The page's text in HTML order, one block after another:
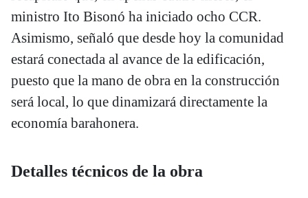
ministro Ito Bisonó ha iniciado ocho CCR.
Asimismo, señaló que desde hoy la comunidad
estará conectada al avance de la edificación,
puesto que la mano de obra en la construcción
será local, lo que dinamizará directamente la
economía barahonera.
Detalles técnicos de la obra